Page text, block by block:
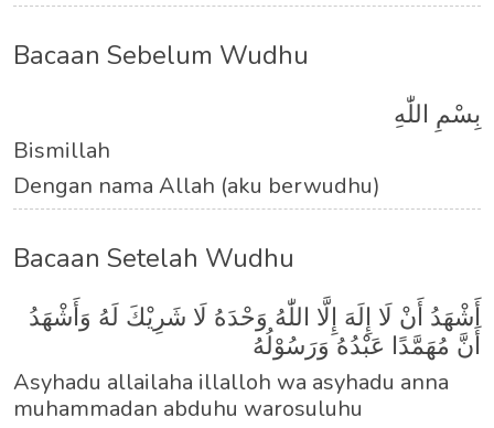
Bacaan Sebelum Wudhu
بِسْمِ اللّٰهِ
Bismillah
Dengan nama Allah (aku berwudhu)
Bacaan Setelah Wudhu
أَشْهَدُ أَنْ لَا إِلَهَ إِلَّا اللّٰهُ وَحْدَهُ لَا شَرِيْكَ لَهُ وَأَشْهَدُ
أَنَّ مُهَمَّدًا عَبْدُهُ وَرَسُوْلُهُ
Asyhadu allailaha illalloh wa asyhadu anna
muhammadan abduhu warosuluhu